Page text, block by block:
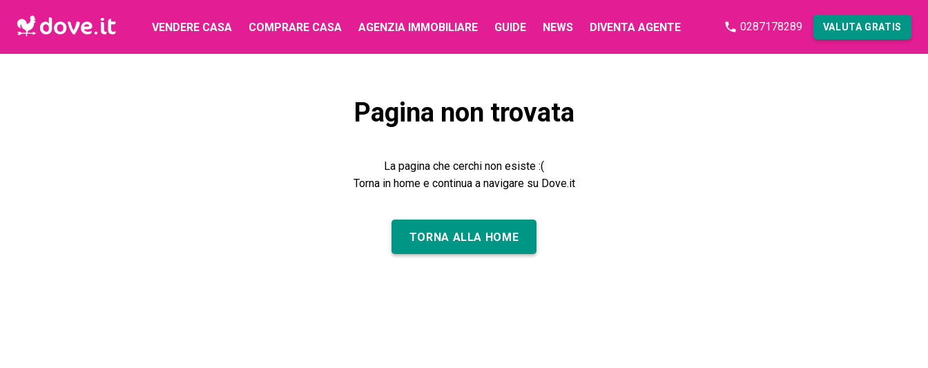
VENDERE CASA COMPRARE CASA AGENZIA IMMOBILIARE GUIDE NEWS DIVENTA AGENTE 0287178289 VALUTA GRATIS
Pagina non trovata
La pagina che cerchi non esiste :(
Torna in home e continua a navigare su Dove.it
TORNA ALLA HOME